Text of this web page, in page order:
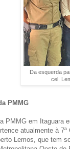
Da esquerda
cel.
PMMG
PMMG em Itaguara
atualmente à
Lemos, que tem